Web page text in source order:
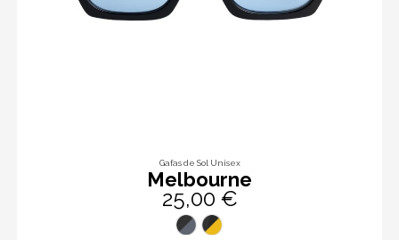
Gafas de Sol Unisex
Melbourne
25,00 €